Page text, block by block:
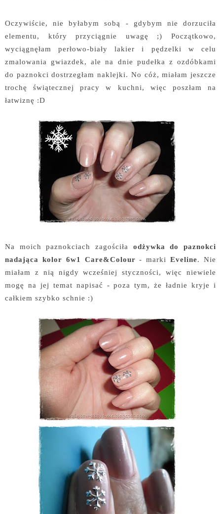
Oczywiście, nie byłabym sobą - gdybym nie dorzuciła
elementu, który przyciągnie uwagę ;) Początkowo,
wyciągnęłam perłowo-biały lakier i pędzelki w celu
zmalowania gwiazdek, ale na dnie pudełka z ozdóbkami
do paznokci dostrzegłam naklejki. No cóż, miałam jeszcze
trochę świątecznej pracy w kuchni, więc poszłam na
łatwiznę :D
Na moich paznokciach zagościła odżywka do paznokci
nadająca kolor 6w1 Care&Colour - markiEveline. Nie
miałam z nią nigdy wcześniej styczności, więc niewiele
mogę na jej temat napisać - poza tym, że ładnie kryje i
całkiem szybko schnie :)